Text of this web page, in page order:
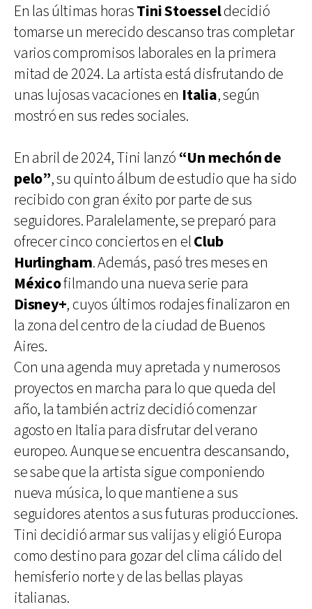
En las últimas horasTini Stoesseldecidió
tomarse un merecido descanso tras completar
varios compromisos laborales en la primera
mitad de 2024. La artista está disfrutando de
unas lujosas vacaciones en Italia, según
mostró en sus redes sociales.
En abril de 2024, Tini lanzó “Un mechón de
pelo”, su quinto álbum de estudio que ha sido
recibido con gran éxito por parte de sus
seguidores. Paralelamente, se preparó para
ofrecer cinco conciertos en elClub
Hurlingham. Además, pasó tres meses en
Méxicofilmando una nueva serie para
Disney+, cuyos últimos rodajes finalizaron en
la zona del centro de la ciudad de Buenos
Aires.
Con una agenda muy apretada y numerosos
proyectos en marcha para lo que queda del
año, la también actriz decidió comenzar
agosto en Italia para disfrutar del verano
europeo. Aunque se encuentra descansando,
se sabe que la artista sigue componiendo
nueva música, lo que mantiene a sus
seguidores atentos a sus futuras producciones.
Tini decidió armar sus valijas y eligió Europa
como destino para gozar del clima cálido del
hemisferio norte y de las bellas playas
italianas.